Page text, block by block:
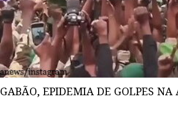
GABÃO, EPIDEMIA DE GOLPES NA